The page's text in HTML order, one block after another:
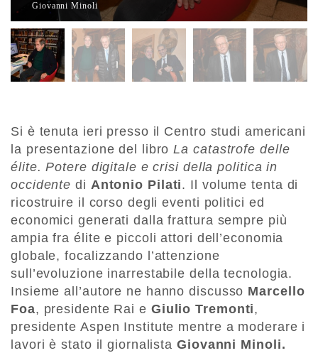
Giovanni Minoli
Si è tenuta ieri presso il Centro studi americani
la presentazione del libroLa catastrofe delle
élite. Potere digitale e crisi della politica in
occidente di Antonio Pilati. Il volume tenta di
ricostruire il corso degli eventi politici ed
economici generati dalla frattura sempre più
ampia fra élite e piccoli attori dell’economia
globale, focalizzando l’attenzione
sull’evoluzione inarrestabile della tecnologia.
Insieme all’autore ne hanno discusso Marcello
Foa, presidente Rai e Giulio Tremonti,
presidente Aspen Institute mentre a moderare i
lavori è stato il giornalista Giovanni Minoli.